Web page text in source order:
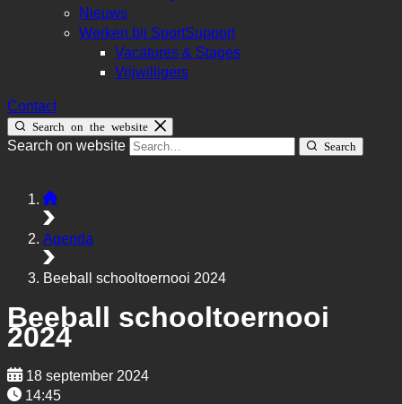
Nieuws
Werken bij SportSupport
Vacatures & Stages
Vrijwilligers
Contact
Search on the website
Search on website Search
Agenda
Beeball schooltoernooi 2024
Beeball schooltoernooi
2024
18 september 2024
14:45